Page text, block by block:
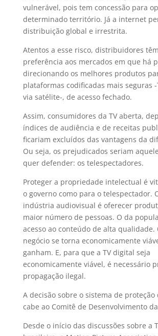
vulnerável, pois tem concessão para
determinado território. Já a internet
distribuição global e irrestrita.
Atentos a esse risco, distribuidores
preferência aos mercados em que há
direcionando os melhores produtos
plataformas codificadas mais seguras -
via satélite-, de acesso fechado.
Assim, consumidores da TV aberta,
índices de audiência e de receitas
ficariam excluídos das vantagens da
Ou seja, os prejudicados seriam
quer defender: os telespectadores.
Proteger a propriedade intelectual é
o governo como para o telespectador.
indústria audiovisual é oferecer
maior número de pessoas. O da
acesso ao conteúdo de alta qualidade.
negócio se torna economicamente
ganham. E, para que a TV digital seja
economicamente viável, é necessário
propagação ilegal.
A decisão sobre o sistema de
cabe ao Comitê de Desenvolvimento
Desde o início das discussões sobre a